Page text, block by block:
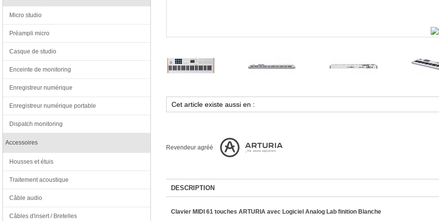
Revendeur agréé
DESCRIPTION
Clavier MIDI 61 touches ARTURIA avec Logiciel Analog Lab finition Blanche
Micro studio
Préampli micro
Casque de studio
Enceinte de monitoring
Enregistreur numérique
Enregistreur numérique portable
Dispatch monitoring
Accessoires
Housses et étuis
Traitement acoustique
Câble audio
Câbles d'insert / Bretelles